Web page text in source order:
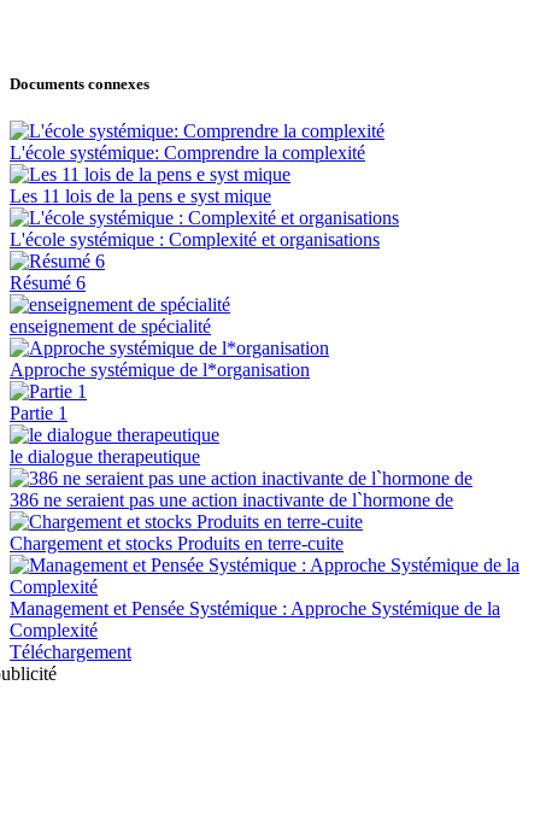
Documents connexes
L'école systémique: Comprendre la complexité
Les 11 lois de la pens e syst mique
L'école systémique : Complexité et organisations
Résumé 6
enseignement de spécialité
Approche systémique de l*organisation
Partie 1
le dialogue therapeutique
386 ne seraient pas une action inactivante de l`hormone de
Chargement et stocks Produits en terre-cuite
Management et Pensée Systémique : Approche Systémique de la
Complexité
Téléchargement